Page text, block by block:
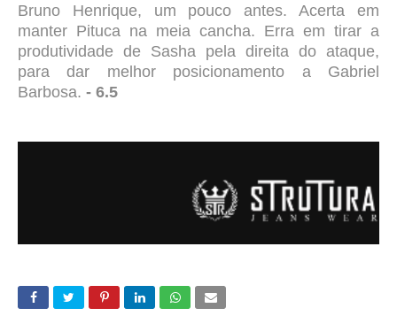
Bruno Henrique, um pouco antes. Acerta em
manter Pituca na meia cancha. Erra em tirar a
produtividade de Sasha pela direita do ataque,
para dar melhor posicionamento a Gabriel
Barbosa. - 6.5